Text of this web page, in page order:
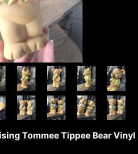
Tommee Tippee Bear Vinyl